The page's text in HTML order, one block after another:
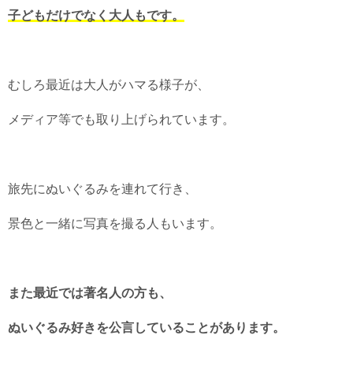
子どもだけでなく大人もです。
むしろ最近は大人がハマる様子が、
メディア等でも取り上げられています。
旅先にぬいぐるみを連れて行き、
景色と一緒に写真を撮る人もいます。
また最近では著名人の方も、
ぬいぐるみ好きを公言していることがあります。